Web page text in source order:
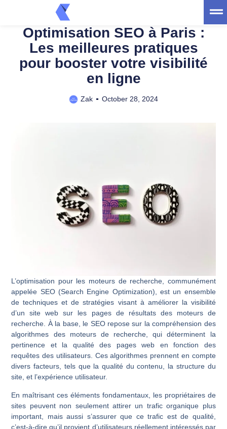
Optimisation SEO à Paris :
Les meilleures pratiques
pour booster votre visibilité
en ligne
Zak October 28, 2024
L’optimisation pour les moteurs de recherche, communément
appelée SEO (Search Engine Optimization), est un ensemble
de techniques et de stratégies visant à améliorer la visibilité
d’un site web sur les pages de résultats des moteurs de
recherche. À la base, le SEO repose sur la compréhension des
algorithmes des moteurs de recherche, qui déterminent la
pertinence et la qualité des pages web en fonction des
requêtes des utilisateurs. Ces algorithmes prennent en compte
divers facteurs, tels que la qualité du contenu, la structure du
site, et l’expérience utilisateur.
En maîtrisant ces éléments fondamentaux, les propriétaires de
sites peuvent non seulement attirer un trafic organique plus
important, mais aussi s’assurer que ce trafic est de qualité,
c’est-à-dire qu’il provient d’utilisateurs réellement intéressés par